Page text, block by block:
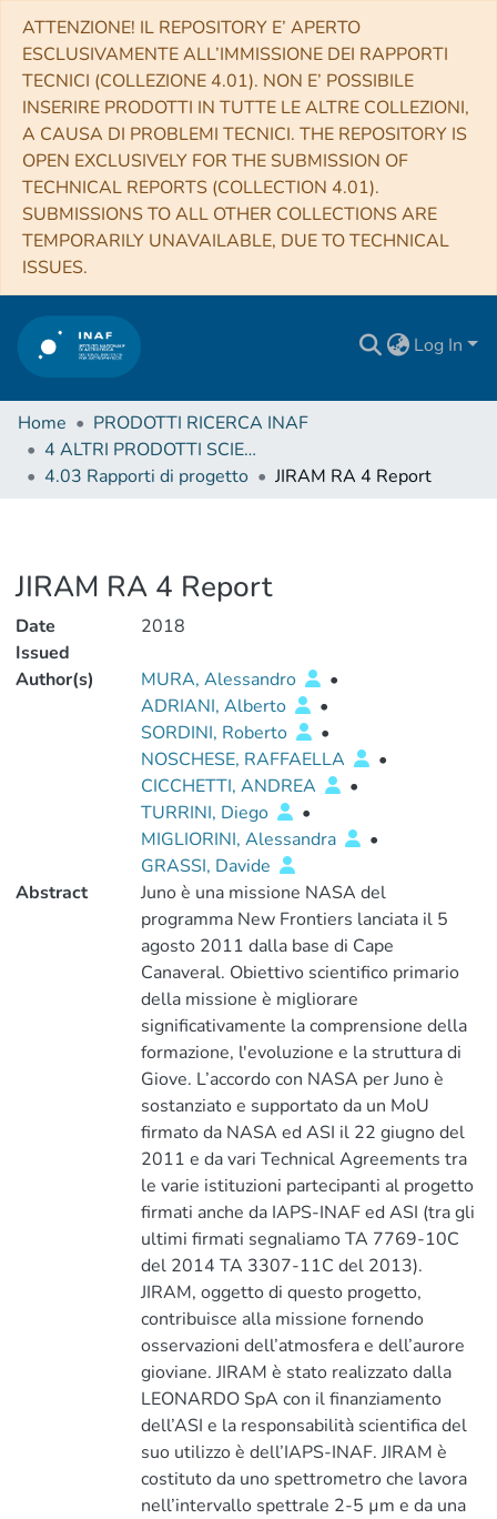
ATTENZIONE! IL REPOSITORY E’ APERTO
ESCLUSIVAMENTE ALL’IMMISSIONE DEI RAPPORTI
TECNICI (COLLEZIONE 4.01). NON E’ POSSIBILE
INSERIRE PRODOTTI IN TUTTE LE ALTRE COLLEZIONI,
A CAUSA DI PROBLEMI TECNICI. THE REPOSITORY IS
OPEN EXCLUSIVELY FOR THE SUBMISSION OF
TECHNICAL REPORTS (COLLECTION 4.01).
SUBMISSIONS TO ALL OTHER COLLECTIONS ARE
TEMPORARILY UNAVAILABLE, DUE TO TECHNICAL
ISSUES.
Log In
Home
PRODOTTI RICERCA INAF
4 ALTRI PRODOTTI SCIENTIFICI (Other scientific products)
4.03 Rapporti di progetto
JIRAM RA 4 Report
JIRAM RA 4 Report
Date
Issued
2018
Author(s) MURA, Alessandro
•
ADRIANI, Alberto
•
SORDINI, Roberto
•
NOSCHESE, RAFFAELLA
•
CICCHETTI, ANDREA
•
TURRINI, Diego
•
MIGLIORINI, Alessandra
•
GRASSI, Davide
Abstract
Juno è una missione NASA del
programma New Frontiers lanciata il 5
agosto 2011 dalla base di Cape
Canaveral. Obiettivo scientifico primario
della missione è migliorare
significativamente la comprensione della
formazione, l'evoluzione e la struttura di
Giove. L’accordo con NASA per Juno è
sostanziato e supportato da un MoU
firmato da NASA ed ASI il 22 giugno del
2011 e da vari Technical Agreements tra
le varie istituzioni partecipanti al progetto
firmati anche da IAPS-INAF ed ASI (tra gli
ultimi firmati segnaliamo TA 7769-10C
del 2014 TA 3307-11C del 2013).
JIRAM, oggetto di questo progetto,
contribuisce alla missione fornendo
osservazioni dell’atmosfera e dell’aurore
gioviane. JIRAM è stato realizzato dalla
LEONARDO SpA con il finanziamento
dell’ASI e la responsabilità scientifica del
suo utilizzo è dell’IAPS-INAF. JIRAM è
costituto da uno spettrometro che lavora
nell’intervallo spettrale 2-5 µm e da una